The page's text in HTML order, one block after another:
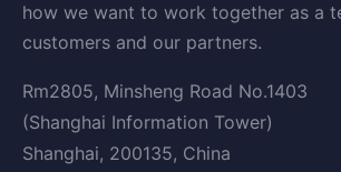
how we want to work together as a
customers and our partners.
Rm2805, Minsheng Road No.1403
(Shanghai Information Tower)
Shanghai, 200135, China